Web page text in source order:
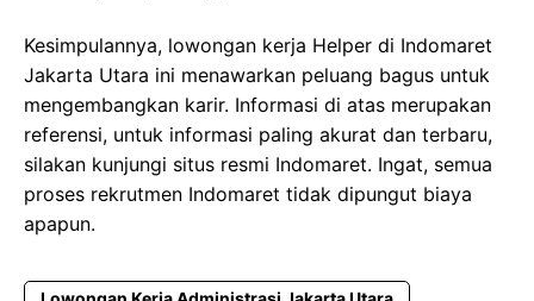
Kesimpulannya, lowongan kerja Helper di Indomaret
Jakarta Utara ini menawarkan peluang bagus untuk
mengembangkan karir. Informasi di atas merupakan
referensi, untuk informasi paling akurat dan terbaru,
silakan kunjungi situs resmi Indomaret. Ingat, semua
proses rekrutmen Indomaret tidak dipungut biaya
apapun.